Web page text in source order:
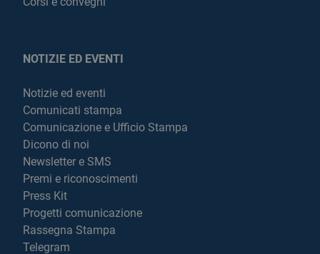
NOTIZIE ED EVENTI
Notizie ed eventi
Comunicati stampa
Comunicazione e Ufficio Stampa
Dicono di noi
Newsletter e SMS
Premi e riconoscimenti
Press Kit
Progetti comunicazione
Rassegna Stampa
Telegram